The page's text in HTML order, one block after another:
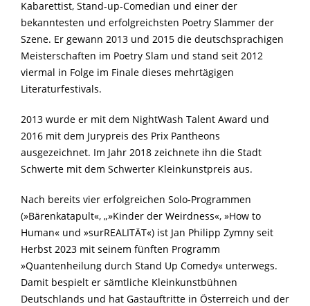
Kabarettist, Stand-up-Comedian und einer der
bekanntesten und erfolgreichsten Poetry Slammer der
Szene. Er gewann 2013 und 2015 die deutschsprachigen
Meisterschaften im Poetry Slam und stand seit 2012
viermal in Folge im Finale dieses mehrtägigen
Literaturfestivals.
2013 wurde er mit dem NightWash Talent Award und
2016 mit dem Jurypreis des Prix Pantheons
ausgezeichnet. Im Jahr 2018 zeichnete ihn die Stadt
Schwerte mit dem Schwerter Kleinkunstpreis aus.
Nach bereits vier erfolgreichen Solo-Programmen
(»Bärenkatapult«, „»Kinder der Weirdness«, »How to
Human« und »surREALITÄT«) ist Jan Philipp Zymny seit
Herbst 2023 mit seinem fünften Programm
»Quantenheilung durch Stand Up Comedy« unterwegs.
Damit bespielt er sämtliche Kleinkunstbühnen
Deutschlands und hat Gastauftritte in Österreich und der